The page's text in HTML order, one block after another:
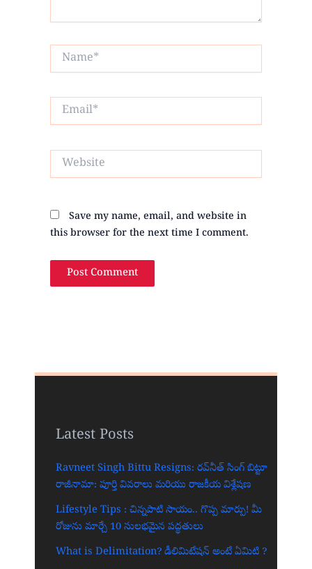
Name*
Email*
Website
Save my name, email, and website in
this browser for the next time I comment.
Latest Posts
Ravneet Singh Bittu Resigns: రవ్‌నీత్ సింగ్ బిట్టూ
రాజీనామా: పూర్తి వివరాలు మరియు రాజకీయ విశ్లేషణ
Lifestyle Tips : చిన్నపాటి సాయం.. గొప్ప మార్పు! మీ
రోజును మార్చే 10 సులభమైన పద్ధతులు
What is Delimitation? డీలిమిటేషన్ అంటే ఏమిటి ?